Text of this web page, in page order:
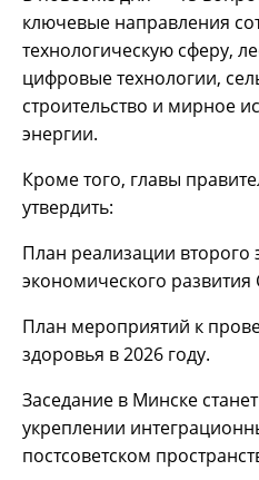
ключевые направления
технологическую сферу,
цифровые технологии,
строительство и мирное
энергии.
Кроме того, главы
утвердить:
План реализации второго
экономического развития
План мероприятий к
здоровья в 2026 году.
Заседание в Минске
укреплении
постсоветском